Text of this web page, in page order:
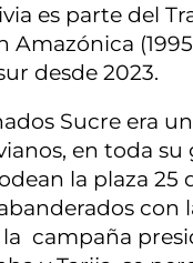
es parte del
Amazónica
desde 2023.
Sucre era
en toda
la plaza 25
campaña